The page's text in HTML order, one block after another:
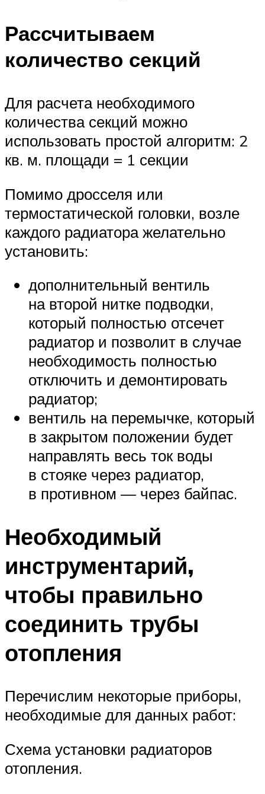
Рассчитываем
количество секций
Для расчета необходимого
количества секций можно
использовать простой алгоритм: 2
кв. м. площади = 1 секции
Помимо дросселя или
термостатической головки, возле
каждого радиатора желательно
установить:
дополнительный вентиль
на второй нитке подводки,
который полностью отсечет
радиатор и позволит в случае
необходимость полностью
отключить и демонтировать
радиатор;
вентиль на перемычке, который
в закрытом положении будет
направлять весь ток воды
в стояке через радиатор,
в противном — через байпас.
Необходимый
инструментарий,
чтобы правильно
соединить трубы
отопления
Перечислим некоторые приборы,
необходимые для данных работ:
Схема установки радиаторов
отопления.